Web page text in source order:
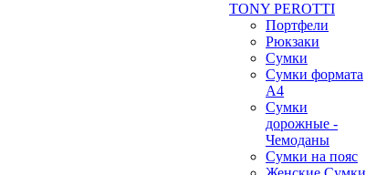
TONY PEROTTI
Портфели
Рюкзаки
Сумки
Сумки формата
А4
Сумки
дорожные -
Чемоданы
Сумки на пояс